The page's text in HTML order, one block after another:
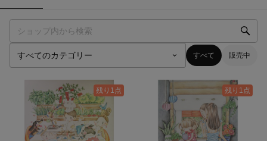
すべて 販売中
残り1点 残り1点